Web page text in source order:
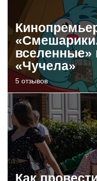
вселенные»
«Чучела»
5 отзывов
Как